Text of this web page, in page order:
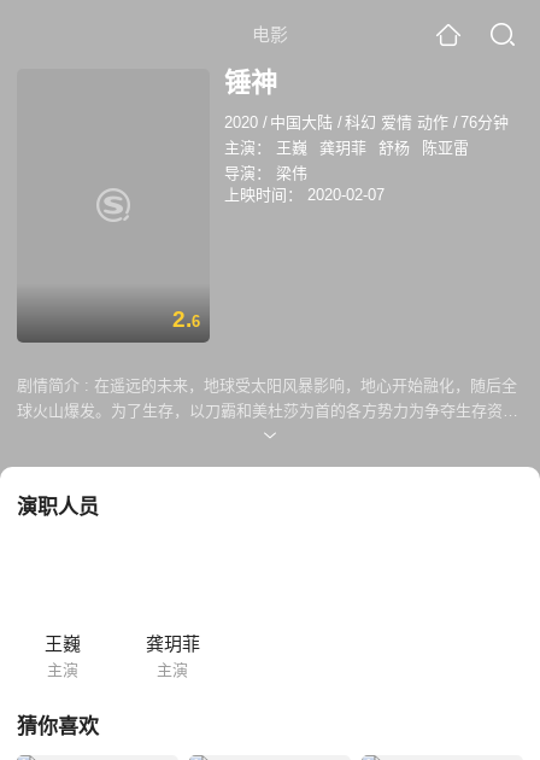
电影
2.6
锤神
2020 / 中国大陆 /科幻 爱情 动作 /76分钟
主演：
王巍 龚玥菲 舒杨
陈亚雷
导演：
梁伟
上映时间：
2020-02-07
剧情简介 : 在遥远的未来，地球受太阳风暴影响，地心开始融化，随后全
球火山爆发。为了生存，以刀霸和美杜莎为首的各方势力为争夺生存资
源，不断发动战争，巴沟村村民崔福来因为外星能量的出现，被迫卷入两
演职人员
王巍
主演
龚玥菲
主演
猜你喜欢